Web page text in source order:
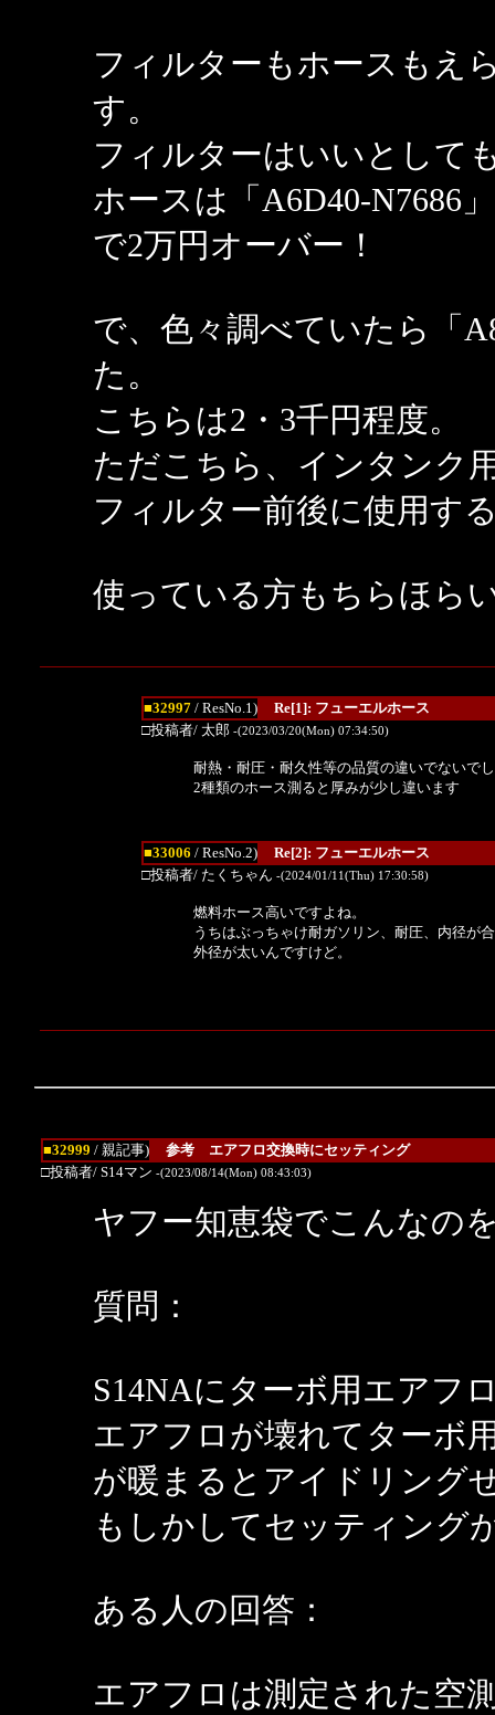
フィルターもホースもえ
す。
フィルターはいいとして
ホースは「A6D40-N7686
で2万円オーバー！
で、色々調べていたら「
た。
こちらは2・3千円程度。
ただこちら、インタンク
フィルター前後に使用す
使っている方もちらほら
■32997/ ResNo.1)
Re[1]: フューエルホース
□投稿者/ 太郎 -(2023/03/20(Mon) 07:34:50)
耐熱・耐圧・耐久性等の品質の違いでないで
2種類のホース測ると厚みが少し違います
■33006 / ResNo.2)
Re[2]: フューエルホース
□投稿者/ たくちゃん -(2024/01/11(Thu) 17:30:58)
燃料ホース高いですよね。
うちはぶっちゃけ耐ガソリン、耐圧、内径が
外径が太いんですけど。
■32999 / 親記事)
参考 エアフロ交換時にセッティング
□投稿者/ S14マン -(2023/08/14(Mon) 08:43:03)
ヤフー知恵袋でこんなの
質問：
S14NAにターボ用エアフ
エアフロが壊れてターボ
が暖まるとアイドリング
もしかしてセッティング
ある人の回答：
エアフロは測定された空